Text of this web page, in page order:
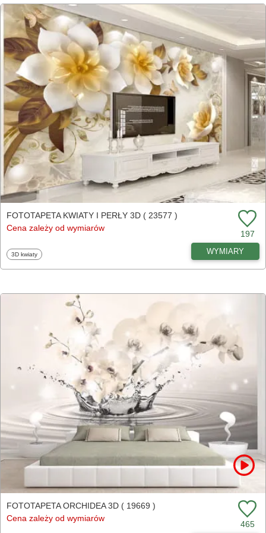
FOTOTAPETA KWIATY I PERŁY 3D ( 23577 )
Cena zależy od wymiarów
197
Fototapety
3D kwiaty WYMIARY
FOTOTAPETA ORCHIDEA 3D ( 19669 )
Cena zależy od wymiarów
465